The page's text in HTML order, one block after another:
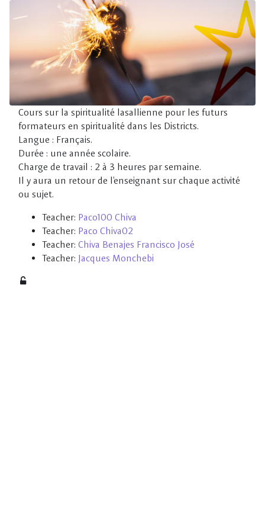
Skip to main content
Cours sur la spiritualité lasallienne pour les futurs
formateurs en spiritualité dans les Districts.
Langue : Français.
Durée : une année scolaire.
Charge de travail : 2 à 3 heures par semaine.
Il y aura un retour de l'enseignant sur chaque activité
ou sujet.
Teacher: Paco100 Chiva
Teacher: Paco Chiva02
Teacher: Chiva Benajes Francisco José
Teacher: Jacques Monchebi